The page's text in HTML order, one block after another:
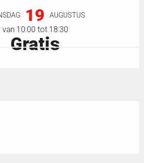
19 AUGUSTUS
van 10:00 tot 18:30
Gratis